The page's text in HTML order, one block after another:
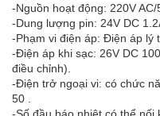
-Nguồn hoạt động: 220V AC/
-Dung lượng pin: 24V DC
-Phạm vi điện áp: Điện áp lý
-Điện áp khi sạc: 26V DC
điều chỉnh).
-Điện trở ngoại vi: có chức
50 .